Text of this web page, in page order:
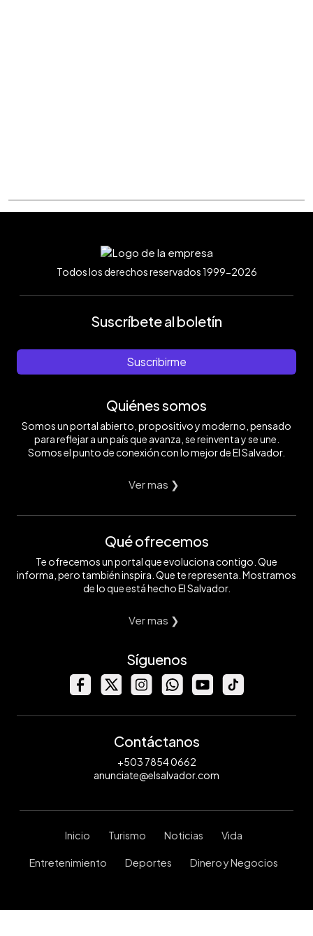
Todos los derechos reservados 1999-2026
Suscríbete al boletín
Suscribirme
Quiénes somos
Somos un portal abierto, propositivo y moderno, pensado
para reflejar a un país que avanza, se reinventa y se une.
Somos el punto de conexión con lo mejor de El Salvador.
Ver mas ❯
Qué ofrecemos
Te ofrecemos un portal que evoluciona contigo. Que
informa, pero también inspira. Que te representa. Mostramos
de lo que está hecho El Salvador.
Ver mas ❯
Síguenos
Contáctanos
+503 7854 0662
anunciate@elsalvador.com
Inicio Turismo Noticias Vida
Entretenimiento Deportes Dinero y Negocios